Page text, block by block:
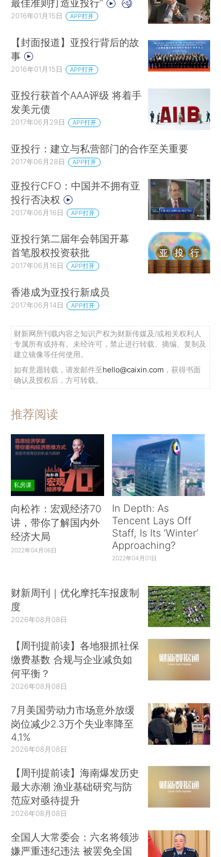
最佳准则打造亚投行”
2016年01月15日 APP打开
【封面报道】亚投行背后的故
事
2016年01月15日 APP打开
亚投行获首个AAA评级 将着手
发美元债
2017年06月29日 APP打开
亚投行：建立与私营部门的合作至关重要
2017年06月28日 APP打开
亚投行CFO：中国并不拥有亚
投行否决权
2017年06月16日 APP打开
亚投行第二届年会韩国开幕
首笔股权投资获批
2017年06月16日 APP打开
香港成为亚投行新成员
2017年06月14日 APP打开
财新网所刊载内容之知识产权为财新传媒及/或相关权利人
专属所有或持有。未经许可，禁止进行转载、摘编、复制及
建立镜像等任何使用。
如有意愿转载，请发邮件至hello@caixin.com ，获得书面
确认及授权后，方可转载。
推荐阅读
私房课
向松祚：宏观经济70
讲，带你了解国内外
经济大局
2022年04月06日
In Depth: As
Tencent Lays Off
Staff, Is Its ‘Winter’
Approaching?
2022年04月01日
财新周刊｜优化摩托车报废制
度
2026年08月08日
【周刊提前读】各地狠抓社保
缴费基数 合规与企业减负如
何平衡？
2026年08月08日
7月美国劳动力市场意外放缓
岗位减少2.3万个失业率降至
4.1%
2026年08月08日
【周刊提前读】海南爆发历史
最大赤潮 渔业基础研究与防
范应对亟待提升
2026年08月08日
全国人大常委会：六名将领涉
嫌严重违纪违法 被罢免全国